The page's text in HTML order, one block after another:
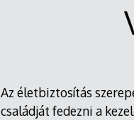
Az életbiztosítás
családját fedezni a